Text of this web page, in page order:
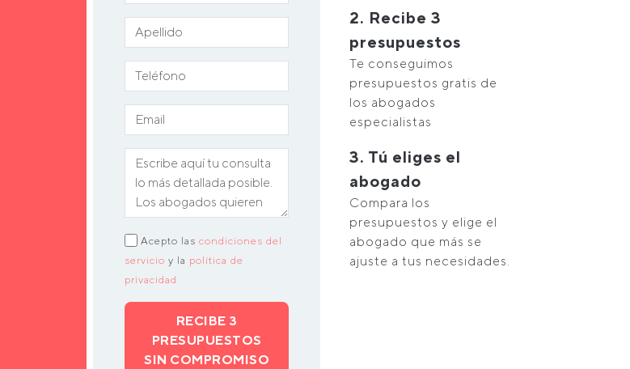
Acepto las condiciones del
servicio y la política de
privacidad
RECIBE 3
PRESUPUESTOS
SIN COMPROMISO
2. Recibe 3
presupuestos
Te conseguimos
presupuestos gratis de
los abogados
especialistas
3. Tú eliges el
abogado
Compara los
presupuestos y elige el
abogado que más se
ajuste a tus necesidades.